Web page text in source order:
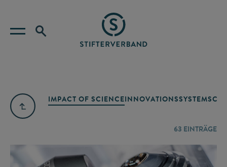
IMPACT OF SCIENCEINNOVATIONSSYSTEM
63 EINTRÄGE